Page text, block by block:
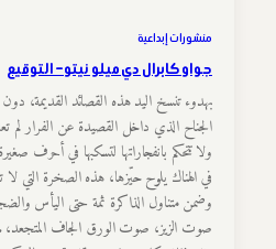
منشورات إبداعية
جواو كابرال دي ميلو نيتو – التوقيع
بهدوء تنسخ اليد هذه القصائد القديمة،
الجناح الذي داخل القصيدة عن الفرار لم
ولا تتحكم بانفجاراتها لتسكبها في أحرف
في الهناك يلوح حيّزها، هذه الصخرة التي لا
وضمن متناول الذاكرة ثمة حتى اليأس
صوت الزيز، صوت الورق الجاف